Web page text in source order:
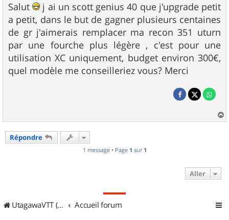
s
s
a
g
e
Salut
j ai un scott genius 40 que j'upgrade petit
a petit, dans le but de gagner plusieurs centaines
de gr j'aimerais remplacer ma recon 351 uturn
par une fourche plus légère , c'est pour une
utilisation XC uniquement, budget environ 300€,
quel modèle me conseilleriez vous? Merci
a
Répondre
1 message • Page 1 sur 1
Aller
UtagawaVTT (Randos VTT et VTTAE avec traces GPS) Accueil forum